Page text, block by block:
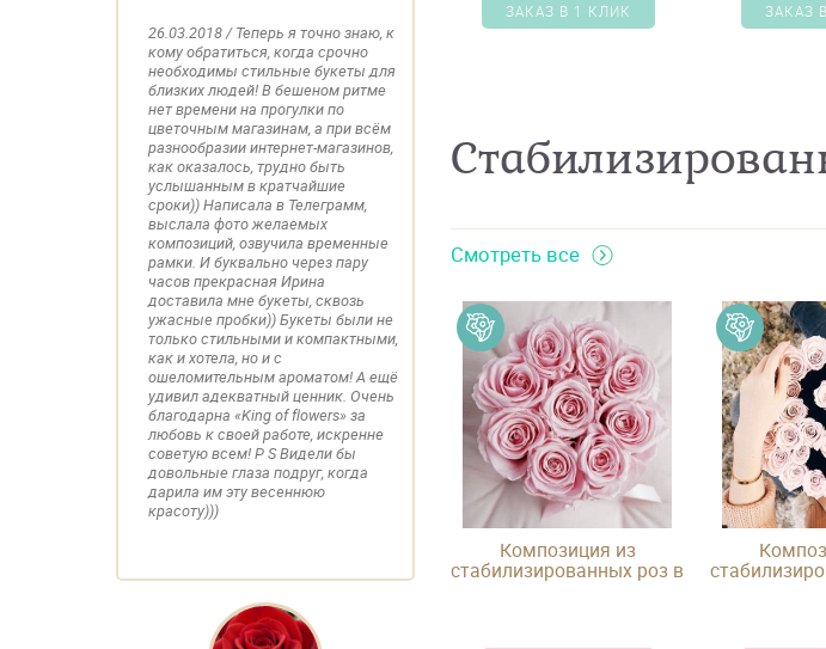
26.03.2018 / Теперь я точно знаю, к
кому обратиться, когда срочно
необходимы стильные букеты для
близких людей! В бешеном ритме
нет времени на прогулки по
цветочным магазинам, а при всём
разнообразии интернет-магазинов,
как оказалось, трудно быть
услышанным в кратчайшие
сроки)) Написала в Телеграмм,
выслала фото желаемых
композиций, озвучила временные
рамки. И буквально через пару
часов прекрасная Ирина
доставила мне букеты, сквозь
ужасные пробки)) Букеты были не
только стильными и компактными,
как и хотела, но и с
ошеломительным ароматом! А ещё
удивил адекватный ценник. Очень
благодарна «King of flowers» за
любовь к своей работе, искренне
советую всем! P S Видели бы
довольные глаза подруг, когда
дарила им эту весеннюю
красоту)))
ЗАКАЗ В 1 КЛИК ЗАКАЗ
Смотреть все
Композиция из
стабилизированных роз в